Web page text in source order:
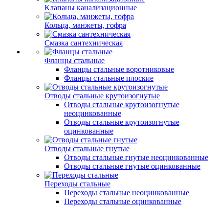
Клапаны канализационные
Кольца, манжеты, гофра
Смазка сантехническая
Фланцы стальные
Фланцы стальные воротниковые
Фланцы стальные плоские
Отводы стальные крутоизогнутые
Отводы стальные крутоизогнутые
неоцинкованные
Отводы стальные крутоизогнутые
оцинкованные
Отводы стальные гнутые
Отводы стальные гнутые неоцинкованные
Отводы стальные гнутые оцинкованные
Переходы стальные
Переходы стальные неоцинкованные
Переходы стальные оцинкованные